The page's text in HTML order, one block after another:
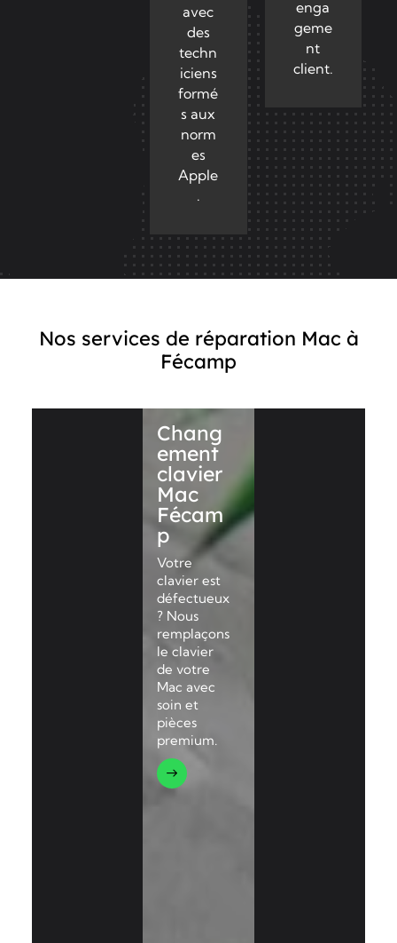
avec
des
techn
iciens
formé
s aux
norm
es
Apple
.
enga
geme
nt
client.
Nos services de réparation Mac à
Fécamp
Chang
ement
clavier
Mac
Fécam
p
Votre
clavier est
défectueux
? Nous
remplaçons
le clavier
de votre
Mac avec
soin et
pièces
premium.